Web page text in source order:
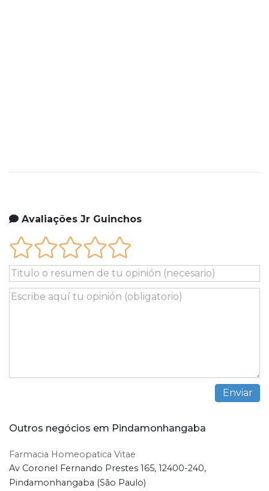
Avaliações Jr Guinchos
Outros negócios em Pindamonhangaba
Farmacia Homeopatica Vitae
Av Coronel Fernando Prestes 165, 12400-240,
Pindamonhangaba (São Paulo)